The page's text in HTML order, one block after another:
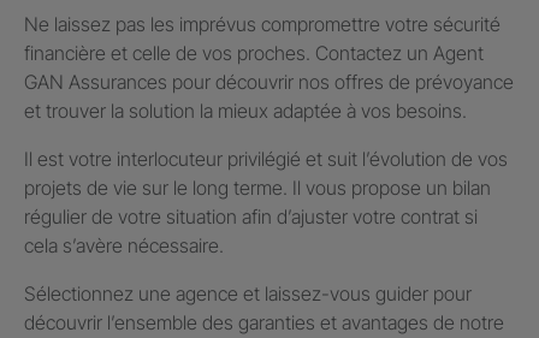
Ne laissez pas les imprévus compromettre votre sécurité
financière et celle de vos proches. Contactez un Agent
GAN Assurances pour découvrir nos offres de prévoyance
et trouver la solution la mieux adaptée à vos besoins.
Il est votre interlocuteur privilégié et suit l’évolution de vos
projets de vie sur le long terme. Il vous propose un bilan
régulier de votre situation afin d’ajuster votre contrat si
cela s’avère nécessaire.
Sélectionnez une agence et laissez-vous guider pour
découvrir l’ensemble des garanties et avantages de notre